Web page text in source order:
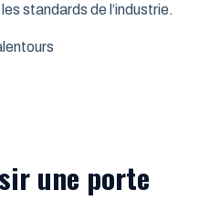
standards de l’industrie.
une porte